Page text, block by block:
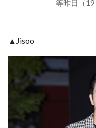
等昨日（19
▲Jisoo